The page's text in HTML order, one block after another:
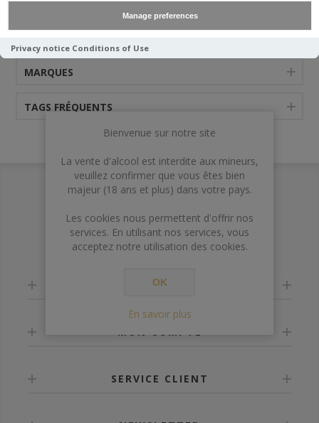
Manage preferences
Privacy notice Conditions of Use
CATÉGORIES
MARQUES
TAGS FRÉQUENTS
INFORMATION
MON COMPTE
SERVICE CLIENT
Bienvenue sur notre site
La vente d'alcool est interdite aux mineurs,
veuillez confirmer que vous êtes bien
majeur (18 ans et plus) dans votre pays.
Les cookies nous permettent d'offrir nos
services. En utilisant nos services, vous
acceptez notre utilisation des cookies.
OK
En savoir plus